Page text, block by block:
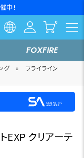
中！
FOXFIRE
グ »
フライライン
EXP クリアーテ